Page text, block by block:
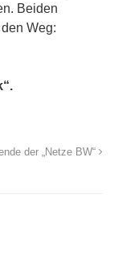
Beiden
Weg:
der „Netze BW“